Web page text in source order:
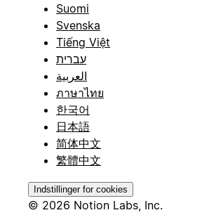
Suomi
Svenska
Tiếng Việt
עברית
العربية
ภาษาไทย
한국어
日本語
简体中文
繁體中文
Indstillinger for cookies
© 2026 Notion Labs, Inc.